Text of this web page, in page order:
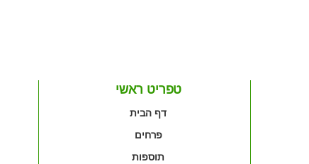
טפריט ראשי
דף הבית
פרחים
תוספות